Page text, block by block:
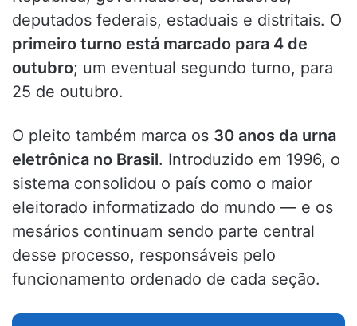
deputados federais, estaduais e distritais. O
primeiro turno está marcado para 4 de
outubro; um eventual segundo turno, para
25 de outubro.
O pleito também marca os 30 anos da urna
eletrônica no Brasil. Introduzido em 1996, o
sistema consolidou o país como o maior
eleitorado informatizado do mundo — e os
mesários continuam sendo parte central
desse processo, responsáveis pelo
funcionamento ordenado de cada seção.